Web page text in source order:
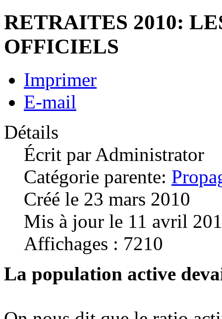
RETRAITES 2010:
OFFICIELS
Imprimer
E-mail
Détails
Écrit par Administrator
Catégorie parente:
Créé le 23 mars 2010
Mis à jour le 11 avril
Affichages : 7210
La population active